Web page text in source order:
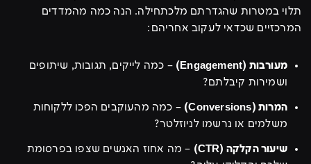
תלוי במטרות שהגדרתם מלכתחילה. הנה כמה מהמדדים
המרכזיים שכדאי לעקוב אחריהם:
מעורבות (Engagement)
– כמה לייקים, תגובות, שיתופים
ושמירות קיבלתם?
המרות (Conversions)
– כמה מהעוקבים הפכו ללקוחות
משלמים או נרשמו לניוזלטר?
שיעור הקלקה (CTR)
– מה אחוז האנשים שצפו בפרסומת